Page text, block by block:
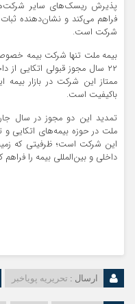
پذیرش ریسک‌های سایر
فراهم می‌کند و نشان‌دهنده
شرکت است.
بیمه ملت تنها شرکت بیمه
۲۲ سال مجوز قبولی اتکایی از
ممتاز این شرکت در بازار
باکیفیت است.
تمدید این دو مجوز در سال
ملت در حوزه بیمه‌های اتکایی
این شرکت است؛ ظرفیتی که
داخلی و بین‌المللی بیمه را
ارسال : تحریریه پویاخبر